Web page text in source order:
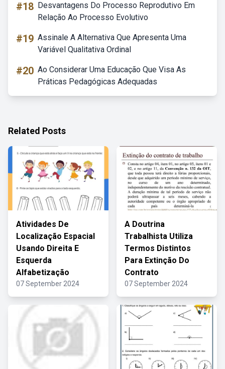
#18 Desvantagens Do Processo Reprodutivo Em
Relação Ao Processo Evolutivo
#19 Assinale A Alternativa Que Apresenta Uma
Variável Qualitativa Ordinal
#20 Ao Considerar Uma Educação Que Visa As
Práticas Pedagógicas Adequadas
Related Posts
Atividades De
Localização Espacial
Usando Direita E
Esquerda
Alfabetização
07 September 2024
A Doutrina
Trabalhista Utiliza
Termos Distintos
Para Extinção Do
Contrato
07 September 2024